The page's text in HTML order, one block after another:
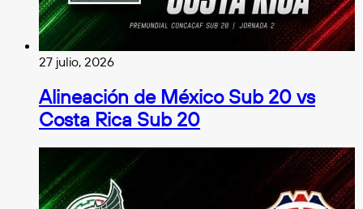
27 julio, 2026
Alineación de México Sub 20 vs
Costa Rica Sub 20